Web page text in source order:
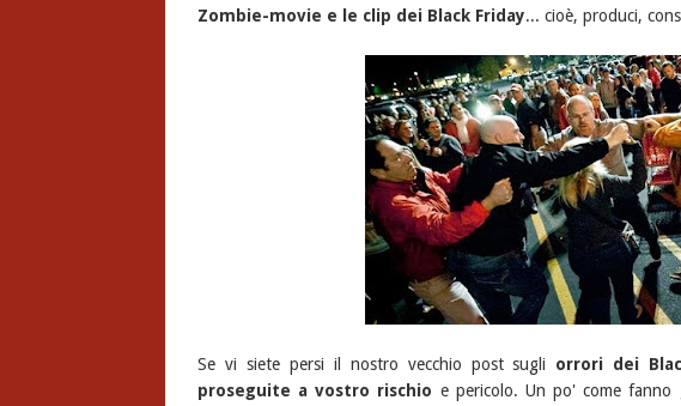
Zombie-movie e le clip dei Black Friday... cioè, produci,
Se vi siete persi il nostro vecchio post sugli orrori dei
proseguite a vostro rischio e pericolo. Un po' come fanno